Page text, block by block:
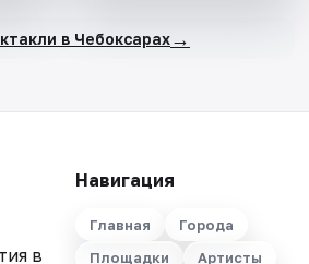
в Чебоксарах→
в
Навигация
Главная
Города
Площадки
Артисты